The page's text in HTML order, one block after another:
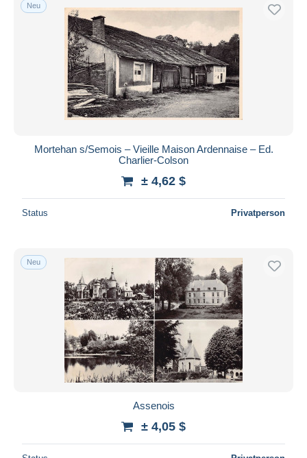
Neu
Mortehan s/Semois – Vieille Maison Ardennaise – Ed.
Charlier-Colson
± 4,62 $
Status Privatperson
Neu
Assenois
± 4,05 $